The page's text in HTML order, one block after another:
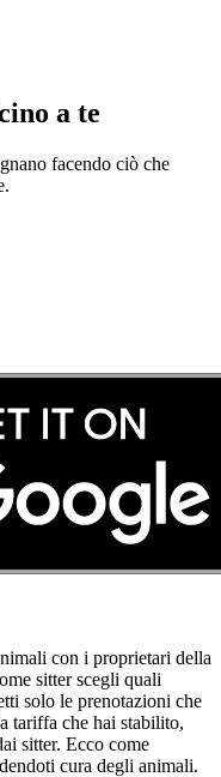
a te
facendo ciò che
con i proprietari della
sitter scegli quali
solo le prenotazioni che
tariffa che hai stabilito,
sitter. Ecco come
cura degli animali.